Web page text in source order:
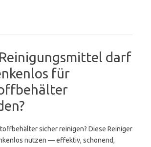
darf
für
sicher reinigen? Diese Reiniger
nutzen — effektiv, schonend,